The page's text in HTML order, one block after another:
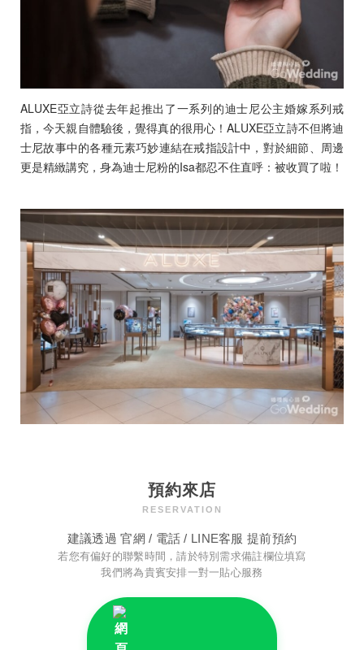
ALUXE亞立詩從去年起推出了一系列的迪士尼公主婚嫁系列戒
指，今天親自體驗後，覺得真的很用心！ALUXE亞立詩不但將迪
士尼故事中的各種元素巧妙連結在戒指設計中，對於細節、周邊
更是精緻講究，身為迪士尼粉的Isa都忍不住直呼：被收買了啦！
預約來店
RESERVATION
建議透過 官網 / 電話 / LINE客服 提前預約
若您有偏好的聯繫時間，請於特別需求備註欄位填寫
我們將為貴賓安排一對一貼心服務